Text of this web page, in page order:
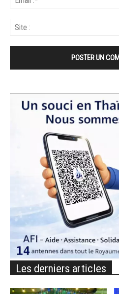
Les derniers articles